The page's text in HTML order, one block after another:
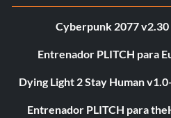
Cyberpunk 2077
Entrenador PLITCH para
Dying Light 2 Stay Human
Entrenador PLITCH para